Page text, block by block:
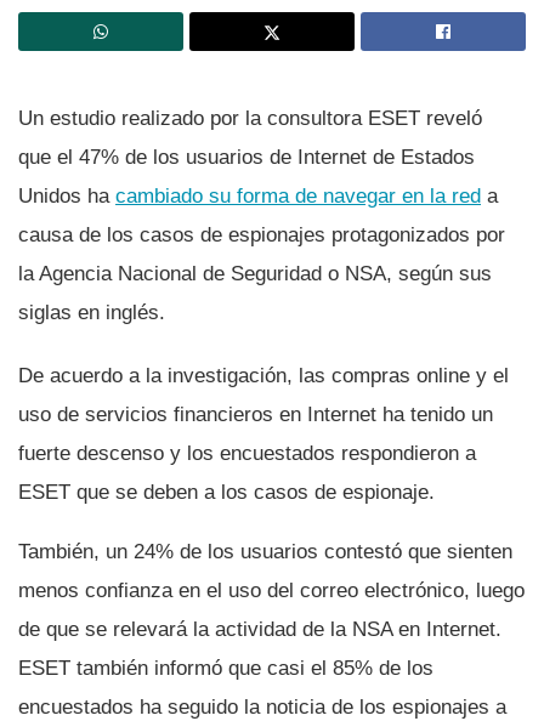
Un estudio realizado por la consultora ESET reveló
que el 47% de los usuarios de Internet de Estados
Unidos ha cambiado su forma de navegar en la red a
causa de los casos de espionajes protagonizados por
la Agencia Nacional de Seguridad o NSA, según sus
siglas en inglés.
De acuerdo a la investigación, las compras online y el
uso de servicios financieros en Internet ha tenido un
fuerte descenso y los encuestados respondieron a
ESET que se deben a los casos de espionaje.
También, un 24% de los usuarios contestó que sienten
menos confianza en el uso del correo electrónico, luego
de que se relevará la actividad de la NSA en Internet.
ESET también informó que casi el 85% de los
encuestados ha seguido la noticia de los espionajes a